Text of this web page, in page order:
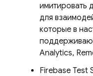
имитировать
для
которые в
Analytics,
Firebase Test